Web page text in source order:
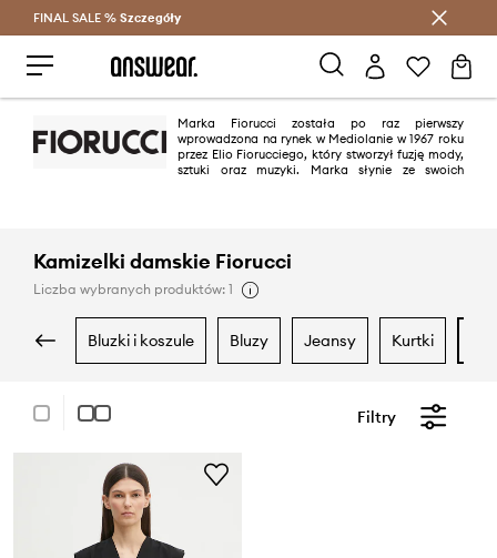
Oszczędzaj z Answear Club >
FINAL SALE % Szczegóły
Marka Fiorucci została po raz pierwszy
wprowadzona na rynek w Mediolanie w 1967 roku
przez Elio Fiorucciego, który stworzył fuzję mody,
sztuki oraz muzyki. Marka słynie ze swoich
Kamizelki damskie Fiorucci
Liczba wybranych produktów: 1
bluzki i koszule bluzy jeansy kurtki
Filtry